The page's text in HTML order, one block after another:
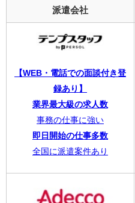
派遣会社
【WEB・電話での面談付き登
録あり】
業界最大級の求人数
事務の仕事に強い
即日開始の仕事多数
全国に派遣案件あり